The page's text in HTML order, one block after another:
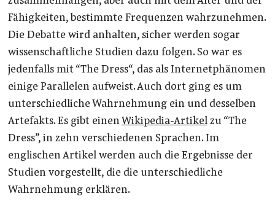
Fähigkeiten, bestimmte Frequenzen wahrzunehmen.
Die Debatte wird anhalten, sicher werden sogar
wissenschaftliche Studien dazu folgen. So war es
jedenfalls mit “The Dress“, das als Internetphänomen
einige Parallelen aufweist. Auch dort ging es um
unterschiedliche Wahrnehmung ein und desselben
Artefakts. Es gibt einen Wikipedia-Artikelzu “The
Dress”, in zehn verschiedenen Sprachen. Im
englischen Artikel werden auch die Ergebnisse der
Studien vorgestellt, die die unterschiedliche
Wahrnehmung erklären.